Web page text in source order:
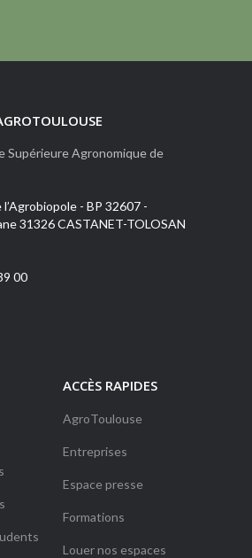
Supérieure Agronomique de
- BP 32607 -
31326 CASTANET-TOLOSAN
00
ACCÈS RAPIDES
AgroToulouse
Entreprises
Espace presse
Formations
Louer nos espaces